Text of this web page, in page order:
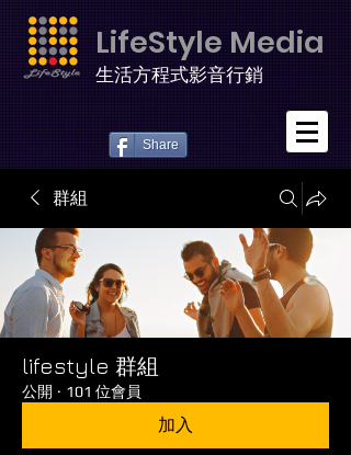
LifeStyle Media
生活方程式影音行銷
Share
群組
lifestyle 群組
公開 · 101 位會員
加入